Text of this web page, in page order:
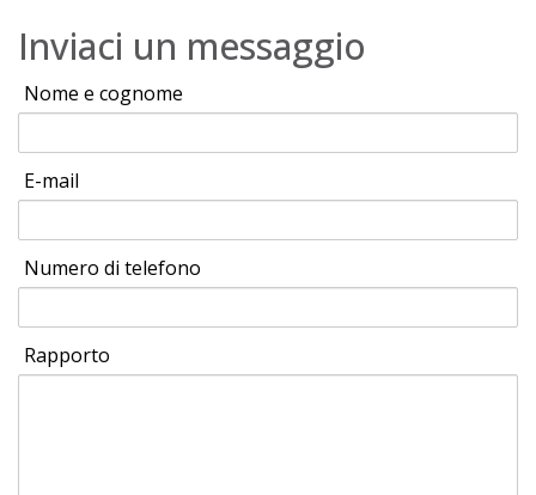
Inviaci un messaggio
Nome e cognome
E-mail
Numero di telefono
Rapporto